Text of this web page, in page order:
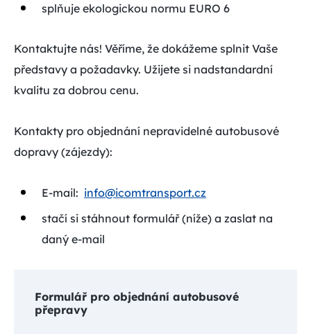
splňuje ekologickou normu EURO 6
Kontaktujte nás! Věříme, že dokážeme splnit Vaše
představy a požadavky. Užijete si nadstandardní
kvalitu za dobrou cenu.
Kontakty pro objednání nepravidelné autobusové
dopravy (zájezdy):
E-mail: info@icomtransport.cz
stačí si stáhnout formulář (níže) a zaslat na
daný e-mail
Formulář pro objednání autobusové
přepravy